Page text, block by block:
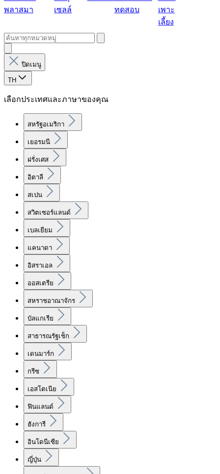
พลาสมา
เซลล์
ทดสอบ
เพาะ
เลี้ยง
ปิดเมนู
TH
เลือกประเทศและภาษาของคุณ
สหรัฐอเมริกา
เยอรมนี
ฝรั่งเศส
อิตาลี
สเปน
สวิตเซอร์แลนด์
เบลเยียม
แคนาดา
อิสราเอล
ออสเตรีย
สหราชอาณาจักร
บัลแกเรีย
สาธารณรัฐเช็ก
เดนมาร์ก
กรีซ
เอสโตเนีย
ฟินแลนด์
ฮังการี
อินโดนีเซีย
ญี่ปุ่น